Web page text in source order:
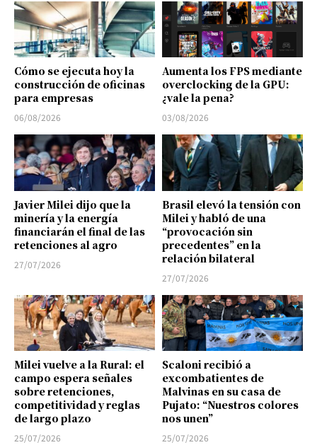
Cómo se ejecuta hoy la
construcción de oficinas
para empresas
06/08/2026
Aumenta los FPS mediante
overclocking de la GPU:
¿vale la pena?
03/08/2026
Javier Milei dijo que la
minería y la energía
financiarán el final de las
retenciones al agro
27/07/2026
Brasil elevó la tensión con
Milei y habló de una
“provocación sin
precedentes” en la
relación bilateral
27/07/2026
Milei vuelve a la Rural: el
campo espera señales
sobre retenciones,
competitividad y reglas
de largo plazo
25/07/2026
Scaloni recibió a
excombatientes de
Malvinas en su casa de
Pujato: “Nuestros colores
nos unen”
25/07/2026